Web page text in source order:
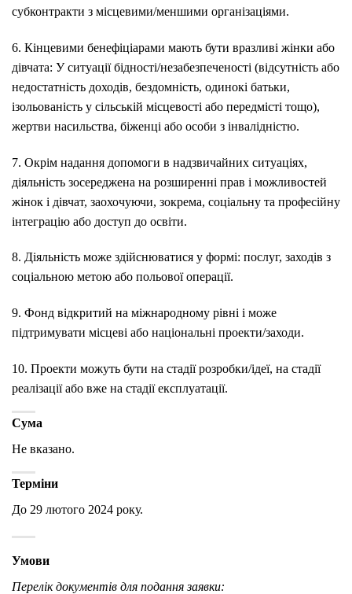
субконтракти з місцевими/меншими організаціями.
6. Кінцевими бенефіціарами мають бути вразливі жінки або
дівчата: У ситуації бідності/незабезпеченості (відсутність або
недостатність доходів, бездомність, одинокі батьки,
ізольованість у сільській місцевості або передмісті тощо),
жертви насильства, біженці або особи з інвалідністю.
7. Окрім надання допомоги в надзвичайних ситуаціях,
діяльність зосереджена на розширенні прав і можливостей
жінок і дівчат, заохочуючи, зокрема, соціальну та професійну
інтеграцію або доступ до освіти.
8. Діяльність може здійснюватися у формі: послуг, заходів з
соціальною метою або польової операції.
9. Фонд відкритий на міжнародному рівні і може
підтримувати місцеві або національні проекти/заходи.
10. Проекти можуть бути на стадії розробки/ідеї, на стадії
реалізації або вже на стадії експлуатації.
Сума
Не вказано.
Терміни
До 29 лютого 2024 року.
Умови
Перелік документів для подання заявки: